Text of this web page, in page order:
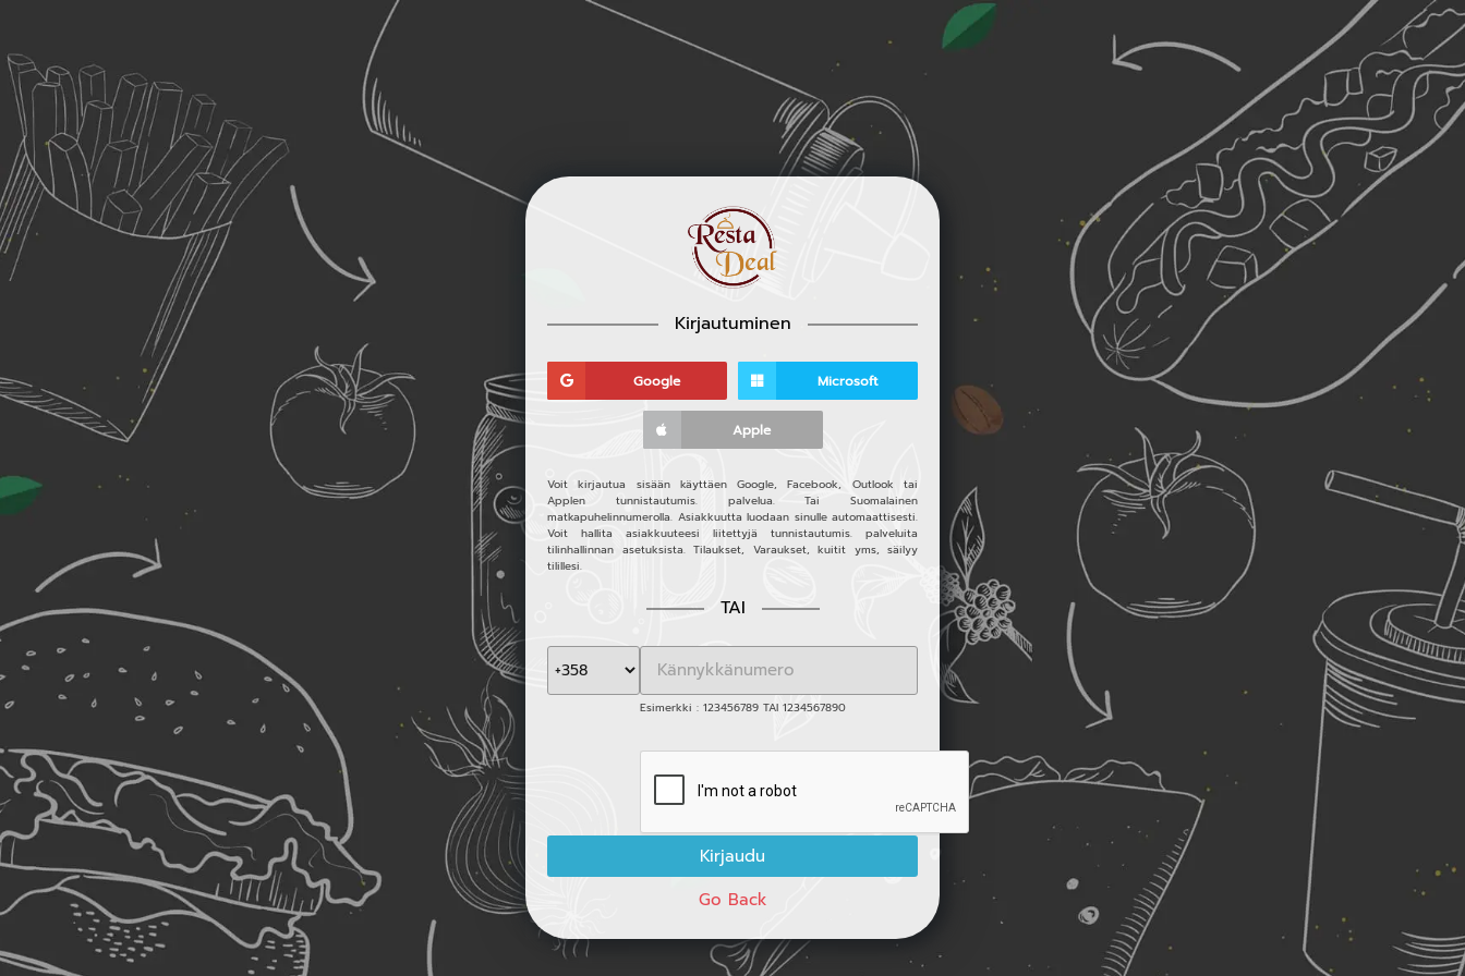
Kirjautuminen
Google Microsoft
Apple
Voit kirjautua sisään käyttäen Google, Facebook, Outlook tai
Applen tunnistautumis. palvelua. Tai Suomalainen
matkapuhelinnumerolla. Asiakkuutta luodaan sinulle automaattisesti.
Voit hallita asiakkuuteesi liitettyjä tunnistautumis. palveluita
tilinhallinnan asetuksista. Tilaukset, Varaukset, kuitit yms, säilyy
tilillesi.
TAI
Esimerkki : 123456789 TAI 1234567890
Go Back